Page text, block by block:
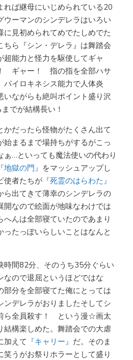
れば継母にいじめられている20
ウーマンのシンデレラはいろい
に見初められてめでたしめでた
ちら『シン・デレラ』は舞踏会
超能力と怪力を駆使してギャ
ギャー！ 指の指を全部ハサ
イロキネシス能力で人体炎
ながらも絶叫ポイント盛り沢
でが結構長い！
かだったら怪物がたくさん出て
始まるまで場持ちがするがこっ
ぁ…といっても魔法使いの代わり
『地獄の門』 をマッシュアップし
使者たちが 『死霊のはらわた』
ら出てきて薄幸のシンデレラの
開なので絵面が地味なわけでは
へんは全部寝ていたのであまり
たっぽいらしいことはなんと
時間82分、そのうち35分ぐらい
なので退屈というほどではな
部分を全部寝てた俺にとっては
ンデレラがおりましたそしてシ
ら全員殺す！ という漫☆画太
結構楽しめた。舞踏会での大虐
加えて 『キャリー』 だ。そのま
笑うがお祭りホラーとして盛り